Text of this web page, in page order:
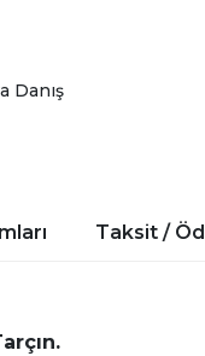
Danış
Taksit /